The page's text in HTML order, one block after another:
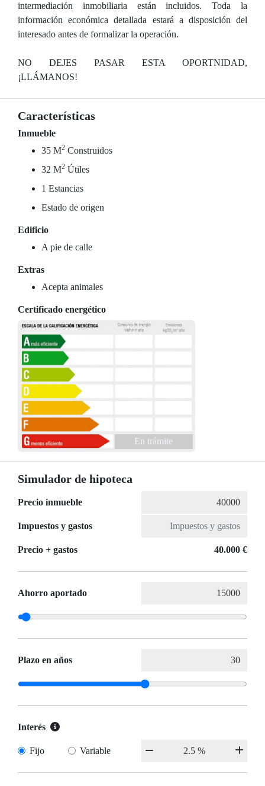
intermediación inmobiliaria están incluidos. Toda la
información económica detallada estará a disposición del
interesado antes de formalizar la operación.
NO DEJES PASAR ESTA OPORTNIDAD,
¡LLÁMANOS!
Características
Inmueble
35 M2 Construidos
32 M2 Útiles
1 Estancias
Estado de origen
Edificio
A pie de calle
Extras
Acepta animales
Certificado energético
En trámite
Simulador de hipoteca
Precio inmueble
Impuestos y gastos
Precio + gastos 40.000 €
Ahorro aportado
Plazo en años
Interés
Fijo Variable